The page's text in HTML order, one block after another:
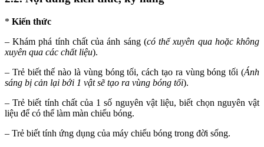
* Kiến thức
– Khám phá tính chất của ánh sáng (có thể xuyên qua hoặc không
xuyên qua các chất liệu).
– Trẻ biết thế nào là vùng bóng tối, cách tạo ra vùng bóng tối (Ánh
sáng bị cản lại bới 1 vật sẽ tạo ra vùng bóng tối).
– Trẻ biết tính chất của 1 số nguyên vật liệu, biết chọn nguyên vật
liệu để có thể làm màn chiếu bóng.
– Trẻ biết tính ứng dụng của máy chiếu bóng trong đời sống.